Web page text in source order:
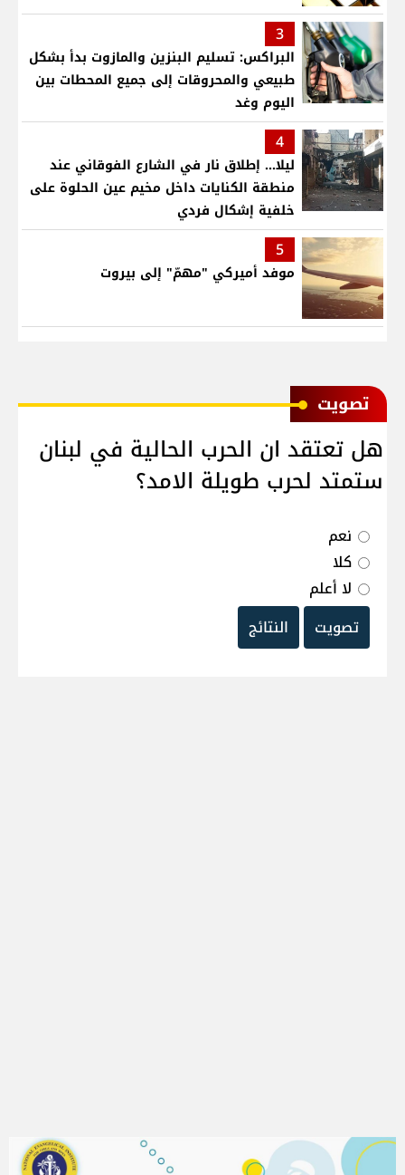
3
البراكس: تسليم البنزين والمازوت بدأ بشكل
طبيعي والمحروقات إلى جميع المحطات بين
اليوم وغد
4
ليلا... إطلاق نار في الشارع الفوقاني عند
منطقة الكنايات داخل مخيم عين الحلوة على
خلفية إشكال فردي
5
موفد أميركي "مهمّ" إلى بيروت
ﺗﺼﻮﻳﺖ
هل تعتقد ان الحرب الحالية في لبنان
ستمتد لحرب طويلة الامد؟
نعم
كلا
لا أعلم
تصويت
النتائج